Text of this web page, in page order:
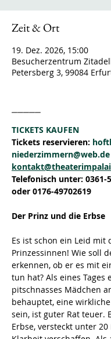
Zeit & Ort
19. Dez. 2026, 15:00
Besucherzentrum
Petersberg 3, 99084
TICKETS KAUFEN
Tickets reservieren:
niederzimmern@web.de
Telefonisch unter: 0361-
oder 0176-49702619
Der Prinz und die Erbse
Es ist schon ein Leid mit
Prinzessinnen! Wie soll
erkennen, ob er es mit
tun hat? Als eines Tages
pitschnasses Mädchen
behauptet, eine
sein, ist guter Rat teuer.
Erbse, versteckt unter